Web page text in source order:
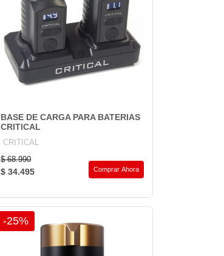
BASE DE CARGA PARA BATERIAS
CRITICAL
CRITICAL
$ 68.990
$ 34.495 Comprar Ahora
-25%